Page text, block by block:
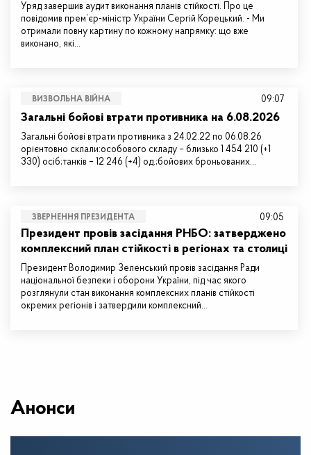
Уряд завершив аудит виконання планів стійкості. Про це
повідомив прем’єр-міністр України Сергій Корецький. - Ми
отримали повну картину по кожному напрямку: що вже
виконано, які…
ВИЗВОЛЬНА ВІЙНА
Загальні бойові втрати противника на 6.08.2026
Загальні бойові втрати противника з 24.02.22 по 06.08.26
орієнтовно склали:особового складу – близько 1 454 210 (+1
330) осіб;танків – 12 246 (+4) од.;бойових броньованих…
09:07
ЗВЕРНЕННЯ ПРЕЗИДЕНТА
Президент провів засідання РНБО: затверджено
комплексний план стійкості в регіонах та столиці
Президент Володимир Зеленський провів засідання Ради
національної безпеки і оборони України, під час якого
розглянули стан виконання комплексних планів стійкості
окремих регіонів і затвердили комплексний…
09:05
Анонси